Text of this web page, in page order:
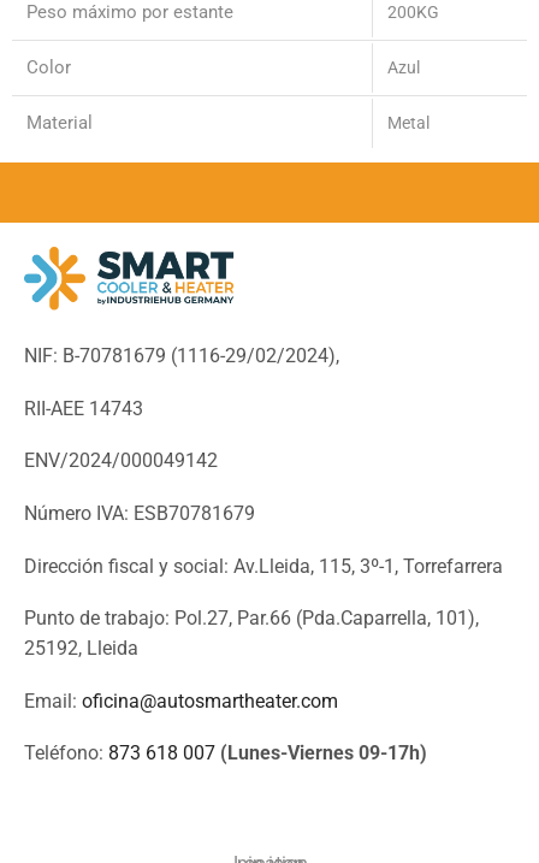
Peso máximo por estante 200KG
Color Azul
Material Metal
NIF: B-70781679 (1116-29/02/2024),
RII-AEE 14743
ENV/2024/000049142
Número IVA: ESB70781679
Dirección fiscal y social: Av.Lleida, 115, 3º-1, Torrefarrera
Punto de trabajo: Pol.27, Par.66 (Pda.Caparrella, 101),
25192, Lleida
Email: oficina@autosmartheater.com
Teléfono: 873 618 007 (Lunes-Viernes 09-17h)